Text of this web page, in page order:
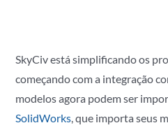
SkyCiv está simplificando os
começando com a integração
modelos agora podem ser
SolidWorks, que importa seus